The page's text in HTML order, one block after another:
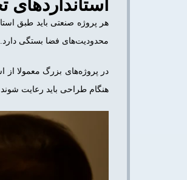
هر پروژه صنعتی باید طبق
محدودیت‌های فضا بستگی دارد.
هنگام طراحی باید رعایت